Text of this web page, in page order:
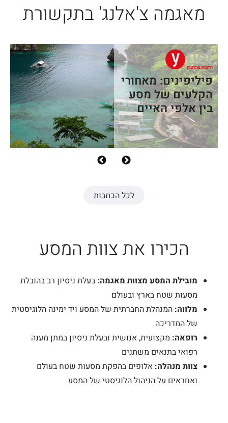
מאגמה צ'אלנג' בתקשורת
פיליפינים: מאחורי
הקלעים של מסע
בין אלפי האיים
לכל הכתבות
הכירו את צוות המסע
מובילת המסע מצוות מאגמה: בעלת ניסיון רב בהובלת
מסעות שטח בארץ ובעולם
מלווה: המנהלת החברתית של המסע ויד ימינה הלוגיסטית
של המדריכה
רופאה: מקצועית, אנושית ובעלת ניסיון במתן מענה
רפואי בתנאים משתנים
צוות מנהלה: אלופים בהפקת מסעות שטח בעולם
ואחראים על הניהול הלוגיסטי של המסע